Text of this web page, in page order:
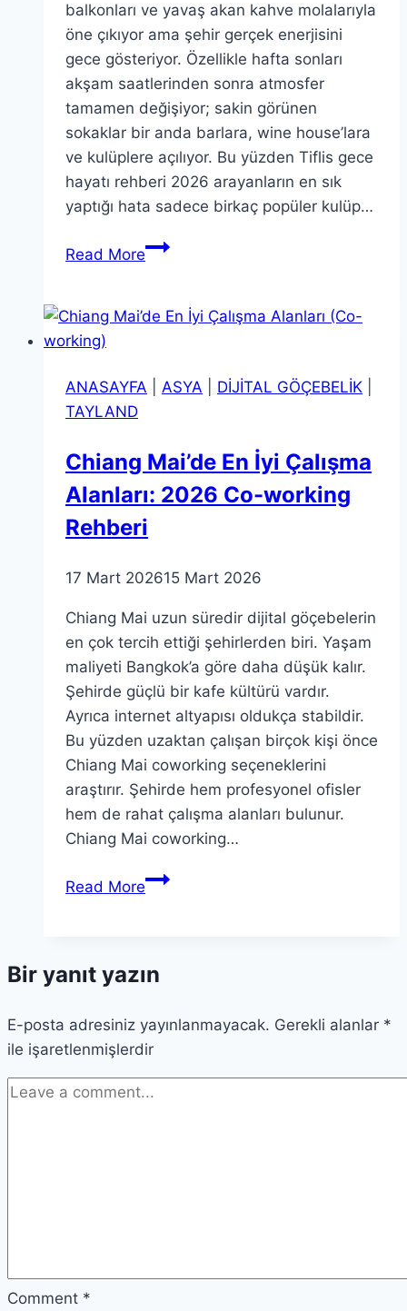
balkonları ve yavaş akan kahve molalarıyla
öne çıkıyor ama şehir gerçek enerjisini
gece gösteriyor. Özellikle hafta sonları
akşam saatlerinden sonra atmosfer
tamamen değişiyor; sakin görünen
sokaklar bir anda barlara, wine house’lara
ve kulüplere açılıyor. Bu yüzden Tiflis gece
hayatı rehberi 2026 arayanların en sık
yaptığı hata sadece birkaç popüler kulüp…
Read MoreTiflis
Rehberi
İyi
ve
Barlar
ANASAYFA ASYA DİJİTAL GÖÇEBELİK
TAYLAND
Chiang Mai’de En İyi Çalışma
Alanları: 2026 Co-working
Rehberi
17 Mart 202615 Mart 2026
Chiang Mai uzun süredir dijital göçebelerin
en çok tercih ettiği şehirlerden biri. Yaşam
maliyeti Bangkok’a göre daha düşük kalır.
Şehirde güçlü bir kafe kültürü vardır.
Ayrıca internet altyapısı oldukça stabildir.
Bu yüzden uzaktan çalışan birçok kişi önce
Chiang Mai coworking seçeneklerini
araştırır. Şehirde hem profesyonel ofisler
hem de rahat çalışma alanları bulunur.
Chiang Mai coworking…
Read MoreChiang
Çalışma
2026
Co-
working
Rehberi
Bir yanıt yazın
E-posta adresiniz yayınlanmayacak. Gerekli alanlar *
ile işaretlenmişlerdir
Comment *